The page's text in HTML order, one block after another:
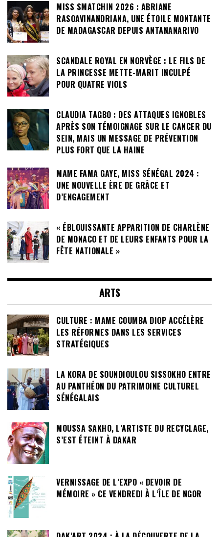
MISS SMATCHIN 2026 : ABRIANE
RASOAVINANDRIANA, UNE ÉTOILE MONTANTE
DE MADAGASCAR DEPUIS ANTANANARIVO
SCANDALE ROYAL EN NORVÈGE : LE FILS DE
LA PRINCESSE METTE-MARIT INCULPÉ
POUR QUATRE VIOLS
CLAUDIA TAGBO : DES ATTAQUES IGNOBLES
APRÈS SON TÉMOIGNAGE SUR LE CANCER DU
SEIN, MAIS UN MESSAGE DE PRÉVENTION
PLUS FORT QUE LA HAINE
MAME FAMA GAYE, MISS SÉNÉGAL 2024 :
UNE NOUVELLE ÈRE DE GRÂCE ET
D’ENGAGEMENT
« ÉBLOUISSANTE APPARITION DE CHARLÈNE
DE MONACO ET DE LEURS ENFANTS POUR LA
FÊTE NATIONALE »
ARTS
CULTURE : MAME COUMBA DIOP ACCÉLÈRE
LES RÉFORMES DANS LES SERVICES
STRATÉGIQUES
LA KORA DE SOUNDIOULOU SISSOKHO ENTRE
AU PANTHÉON DU PATRIMOINE CULTUREL
SÉNÉGALAIS
MOUSSA SAKHO, L’ARTISTE DU RECYCLAGE,
S’EST ÉTEINT À DAKAR
VERNISSAGE DE L’EXPO « DEVOIR DE
MÉMOIRE » CE VENDREDI À L’ÎLE DE NGOR